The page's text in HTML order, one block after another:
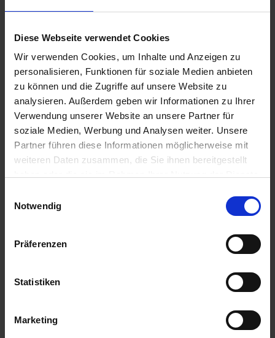
Diese Webseite verwendet Cookies
Wir verwenden Cookies, um Inhalte und Anzeigen zu
personalisieren, Funktionen für soziale Medien anbieten
zu können und die Zugriffe auf unsere Website zu
analysieren. Außerdem geben wir Informationen zu Ihrer
Verwendung unserer Website an unsere Partner für
soziale Medien, Werbung und Analysen weiter. Unsere
Partner führen diese Informationen möglicherweise mit
weiteren Daten zusammen, die Sie ihnen bereitgestellt
Notwendig
Präferenzen
Statistiken
Marketing
2,26 €
inkl. 19% MwSt.,zzgl. Versandkosten
Auf Lager
Lieferung voraussichtlich ab Mittwoch, 12. August 2026
Menge
QTY_CONTROL_DECREASE
IN DEN WARENKORB
ZUR VERGLEICHSLISTE HINZUFÜGEN
Ulmer Straße 128